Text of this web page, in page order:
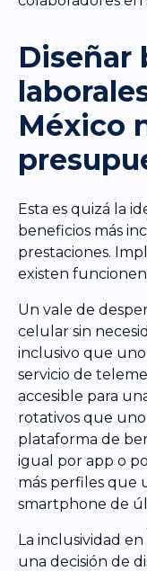
Diseñar
México
Esta es quizá la
beneficios más
prestaciones.
existen
Un vale de
celular sin
inclusivo que
servicio de
accesible para
rotativos que
plataforma de
igual por app o
más perfiles que
smartphone de
La inclusividad
una decisión de